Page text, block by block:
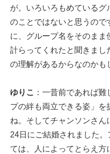
が。いろいろもめている
のことではないと思うので
に、グループ名をそのまま
計らってくれたと聞きまし
の理解があるからなのかも
ゆりこ
：一昔前であれば
プの絆も両立できる姿」を
ね。そしてチャンソンさん
24日にご結婚されました
ては、人によってとらえ